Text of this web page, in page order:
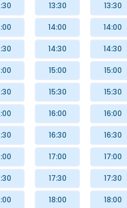
13:30
14:00
14:30
15:00
15:30
16:00
16:30
17:00
17:30
18:00
13:30
14:00
14:30
15:00
15:30
16:00
16:30
17:00
17:30
18:00